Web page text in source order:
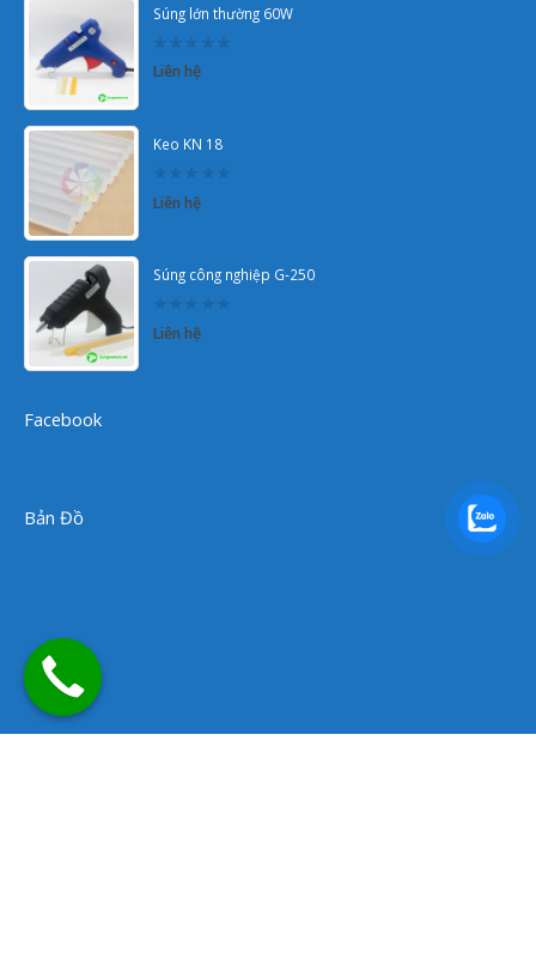
Súng lớn thường 60W
0
out
Liên hệ
Keo KN 18
0
out
Liên hệ
Súng công nghiệp G-250
0
out
Liên hệ
Facebook
Bản Đồ